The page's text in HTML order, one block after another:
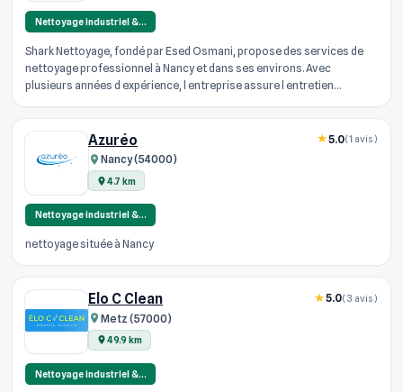
Nettoyage industriel &…
Shark Nettoyage, fondé par Esed Osmani, propose des services de
nettoyage professionnel à Nancy et dans ses environs. Avec
plusieurs années d expérience, l entreprise assure l entretien
Azuréo
Nancy (54000)
4.7 km
5.0(1 avis)
Nettoyage industriel &…
nettoyage située à Nancy
Elo C Clean
Metz (57000)
49.9 km
5.0(3 avis)
Nettoyage industriel &…